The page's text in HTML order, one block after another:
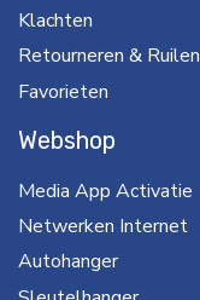
Klachten
Retourneren & Ruilen
Favorieten
Webshop
Media App Activatie
Netwerken Internet
Autohanger